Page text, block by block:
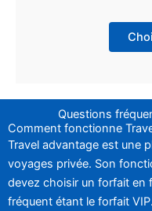
Questions
Comment fonctionne
Travel advantage est une
voyages privée. Son
devez choisir un forfait en
fréquent étant le forfait